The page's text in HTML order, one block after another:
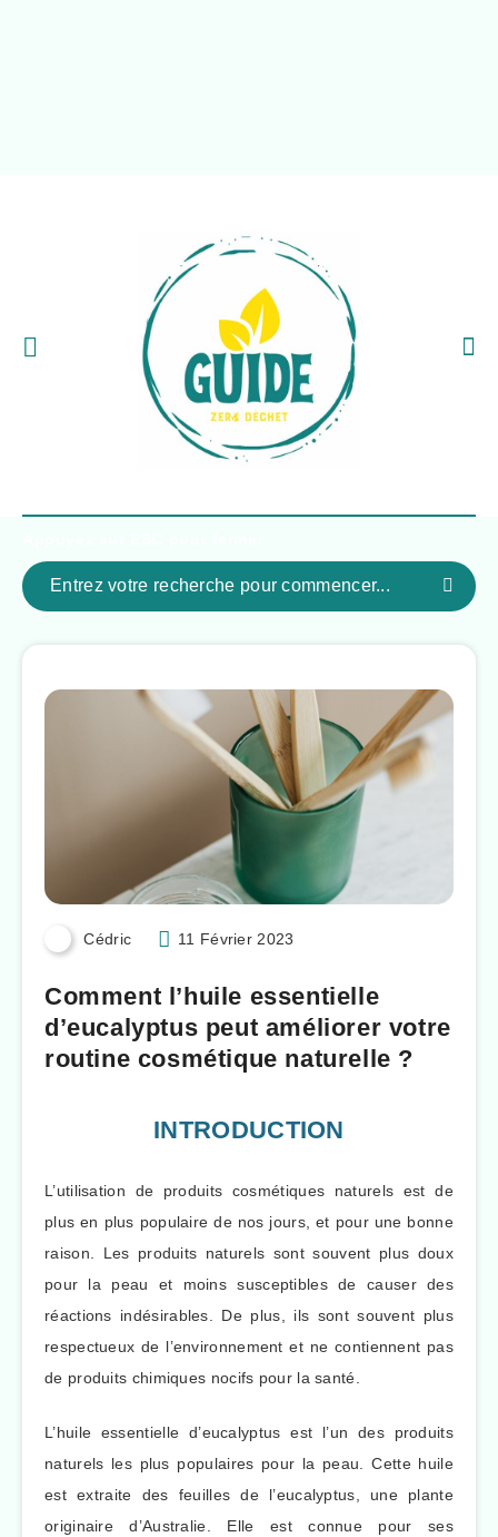
Cédric 11 Février 2023
Comment l’huile essentielle
d’eucalyptus peut améliorer votre
routine cosmétique naturelle ?
INTRODUCTION
L’utilisation de produits cosmétiques naturels est de
plus en plus populaire de nos jours, et pour une bonne
raison. Les produits naturels sont souvent plus doux
pour la peau et moins susceptibles de causer des
réactions indésirables. De plus, ils sont souvent plus
respectueux de l’environnement et ne contiennent pas
de produits chimiques nocifs pour la santé.
L’huile essentielle d’eucalyptus est l’un des produits
naturels les plus populaires pour la peau. Cette huile
est extraite des feuilles de l’eucalyptus, une plante
originaire d’Australie. Elle est connue pour ses